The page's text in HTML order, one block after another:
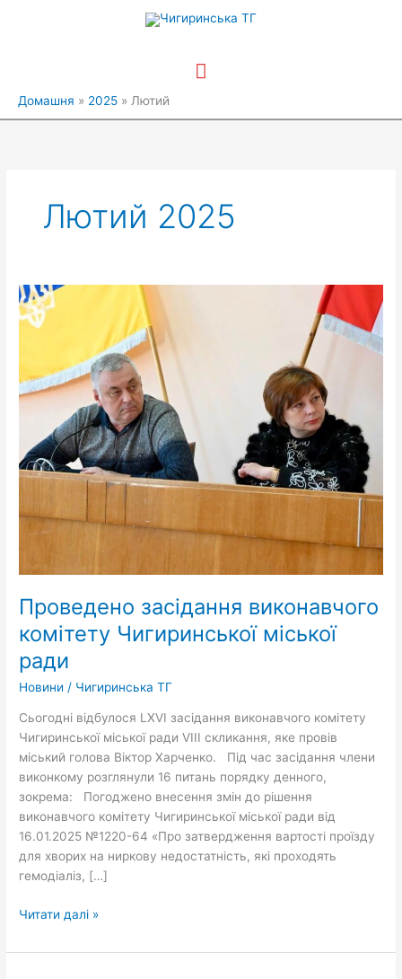
Головне
меню
Домашня 2025 Лютий
Лютий 2025
Проведено засідання виконавчого
комітету Чигиринської міської
ради
Новини / Чигиринська ТГ
Сьогодні відбулося LXVI засідання виконавчого комітету
Чигиринської міської ради VIII скликання, яке провів
міський голова Віктор Харченко. Під час засідання члени
виконкому розглянули 16 питань порядку денного,
зокрема: Погоджено внесення змін до рішення
виконавчого комітету Чигиринської міської ради від
16.01.2025 №1220-64 «Про затвердження вартості проїзду
для хворих на ниркову недостатність, які проходять
гемодіаліз, […]
Проведено
засідання
виконавчого
Чигиринської
міської
Читати далі »